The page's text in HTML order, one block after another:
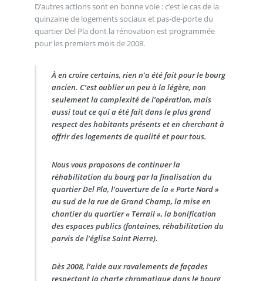
D’autres actions sont en bonne voie : c’est le cas de la
quinzaine de logements sociaux et pas-de-porte du
quartier Del Pla dont la rénovation est programmée
pour les premiers mois de 2008.
À en croire certains, rien n’a été fait pour le bourg
ancien. C’est oublier un peu à la légère, non
seulement la complexité de l’opération, mais
aussi tout ce qui a été fait dans le plus grand
respect des habitants présents et en cherchant à
offrir des logements de qualité et pour tous.
Nous vous proposons de continuer la
réhabilitation du bourg par la finalisation du
quartier Del Pla, l’ouverture de la « Porte Nord »
au sud de la rue de Grand Champ, la mise en
chantier du quartier « Terrail », la bonification
des espaces publics (fontaines, réhabilitation du
parvis de l’église Saint Pierre).
Dès 2008, l’aide aux ravalements de façades
respectant la charte chromatique dans le bourg